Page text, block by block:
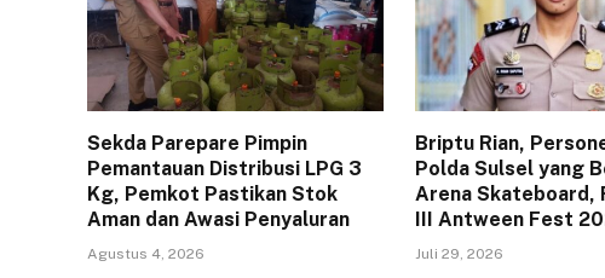
Sekda Parepare Pimpin
Pemantauan Distribusi LPG 3
Kg, Pemkot Pastikan Stok
Aman dan Awasi Penyaluran
Agustus 4, 2026
Briptu Rian,
Polda Sulsel yang
Arena Skateboard,
III Antween Fest
Juli 29, 2026